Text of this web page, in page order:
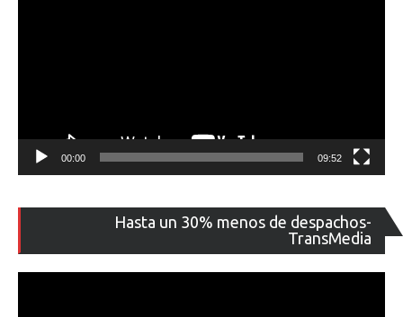
00:00 09:52
Hasta un 30% menos de despachos-
TransMedia
de